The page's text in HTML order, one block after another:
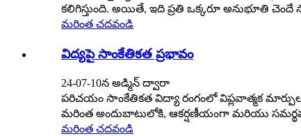
కలిగిస్తుంది. అయితే, ఇది ప్రతి ఒక్కరూ అనుభూతి
మరింత చదవండి
విద్యపై సాంకేతికత ప్రభావం
24-07-10న అడ్మిన్ ద్వారా
పరిచయం సాంకేతికత విద్యా రంగంలో విప్లవాత్మక
మరింత అందుబాటులోకి, ఆకర్షణీయంగా మరియు
మరింత చదవండి